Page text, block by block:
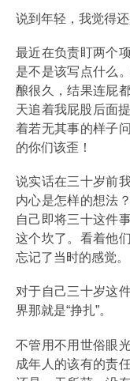
说到年轻，我觉得还
最近在负责盯两个
是不是该写点什么
酿很久，结果连屁
天追着我屁股后面
着若无其事的样子
的你们该歪！
说实话在三十岁前
内心是怎样的想法
自己即将三十这件
这个坎了。看着他
忘记了当时的感觉。
对于自己三十岁这
界那就是“挣扎”。
不管用不用世俗眼
成年人的该有的责